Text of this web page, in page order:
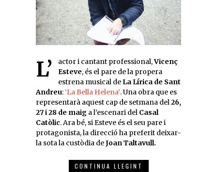
L’actor i cantant professional,Vicenç
Esteve, és el pare de la propera
estrena musical de La Lírica de Sant
Andreu: ‘La Bella Helena’. Una obra que es
representarà aquest cap de setmana del26,
27 i 28 de maig a l’escenari del Casal
Catòlic. Ara bé, si Esteve és el seu pare i
protagonista, la direcció ha preferit deixar-
la sota la custòdia deJoan Taltavull.
CONTINUA LLEGINT